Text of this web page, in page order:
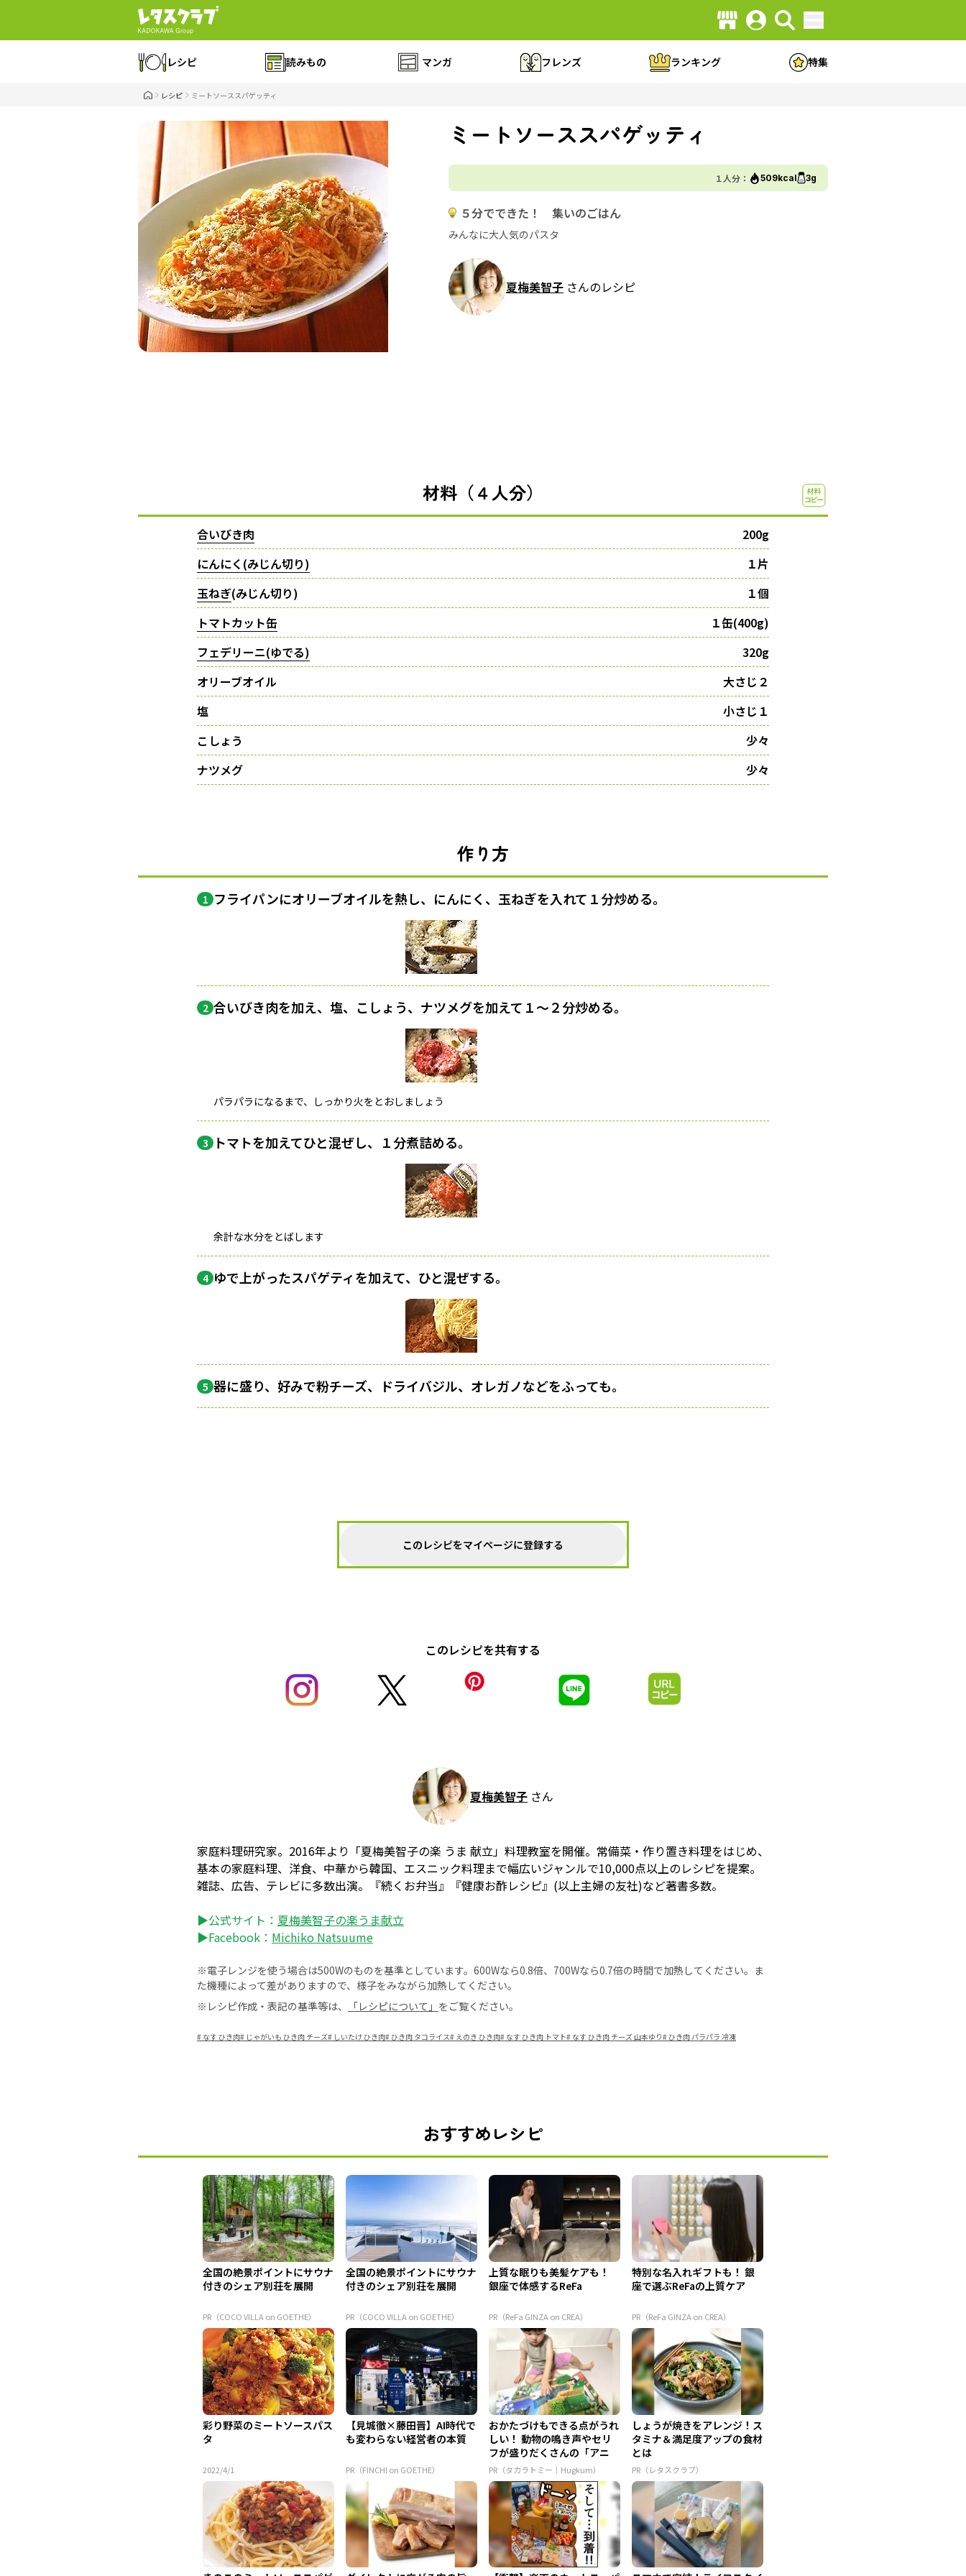
レシピ 読みもの マンガ フレンズ ランキング 特集
レシピ ミートソーススパゲッティ
ミートソーススパゲッティ
１人分： 509kcal 3g
５分でできた！ 集いのごはん
みんなに大人気のパスタ
夏梅美智子 さんのレシピ
材料（４人分）
合いびき肉
200g
にんにく(みじん切り)
１片
玉ねぎ(みじん切り)
１個
トマトカット缶
１缶(400g)
フェデリーニ(ゆでる)
320g
オリーブオイル
大さじ２
塩
小さじ１
こしょう
少々
ナツメグ
少々
作り方
1 フライパンにオリーブオイルを熱し、にんにく、玉ねぎを入れて１分炒める。
2 合いびき肉を加え、塩、こしょう、ナツメグを加えて１〜２分炒める。
パラパラになるまで、しっかり火をとおしましょう
3 トマトを加えてひと混ぜし、１分煮詰める。
余計な水分をとばします
4 ゆで上がったスパゲティを加えて、ひと混ぜする。
5 器に盛り、好みで粉チーズ、ドライバジル、オレガノなどをふっても。
このレシピをマイページに登録する
このレシピを共有する
夏梅美智子 さん
家庭料理研究家。2016年より「夏梅美智子の楽 うま 献立」料理教室を開催。常備菜・作り置き料理をはじめ、
基本の家庭料理、洋食、中華から韓国、エスニック料理まで幅広いジャンルで10,000点以上のレシピを提案。
雑誌、広告、テレビに多数出演。『続くお弁当』『健康お酢レシピ』(以上主婦の友社)など著書多数。
▶公式サイト： 夏梅美智子の楽うま献立
▶Facebook： Michiko Natsuume
※電子レンジを使う場合は500Wのものを基準としています。600Wなら0.8倍、700Wなら0.7倍の時間で加熱してください。ま
た機種によって差がありますので、様子をみながら加熱してください。
※レシピ作成・表記の基準等は、
「レシピについて」 をご覧ください。
# なす ひき肉# じゃがいも ひき肉 チーズ# しいたけ ひき肉# ひき肉 タコライス# えのき ひき肉# なす ひき肉 トマト# なす ひき肉 チーズ 山本ゆり# ひき肉 パラパラ 冷凍
おすすめレシピ
全国の絶景ポイントにサウナ
付きのシェア別荘を展開
PR（COCO VILLA on GOETHE）
全国の絶景ポイントにサウナ
付きのシェア別荘を展開
PR（COCO VILLA on GOETHE）
上質な眠りも美髪ケアも！
銀座で体感するReFa
PR（ReFa GINZA on CREA）
特別な名入れギフトも！ 銀
座で選ぶReFaの上質ケア
PR（ReFa GINZA on CREA）
彩り野菜のミートソースパス
タ
2022/4/1
【見城徹×藤田晋】AI時代で
も変わらない経営者の本質
PR（FINCHI on GOETHE）
おかたづけもできる点がうれ
しい！ 動物の鳴き声やセリ
フが盛りだくさんの「アニ
ア ...
PR（タカラトミー｜Hugkum）
しょうが焼きをアレンジ！ス
タミナ＆満足度アップの食材
とは
PR（レタスクラブ）